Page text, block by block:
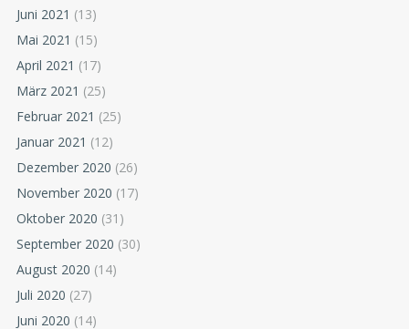
Juni 2021 (13)
Mai 2021 (15)
April 2021 (17)
März 2021 (25)
Februar 2021 (25)
Januar 2021 (12)
Dezember 2020 (26)
November 2020 (17)
Oktober 2020 (31)
September 2020 (30)
August 2020 (14)
Juli 2020 (27)
Juni 2020 (14)